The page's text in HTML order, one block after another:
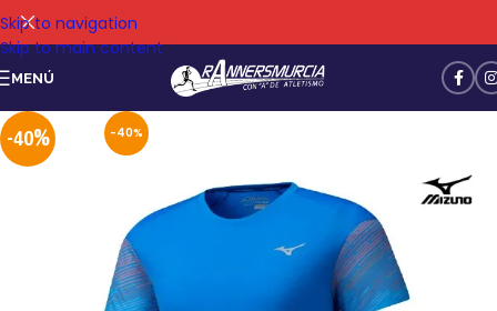
Skip to navigation
Skip to main content
MENÚ
-40%
-40%